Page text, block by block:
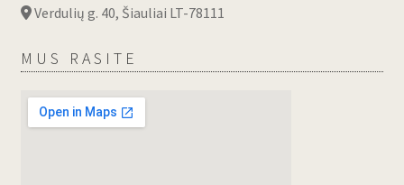
Verdulių g. 40, Šiauliai LT-78111
MUS RASITE